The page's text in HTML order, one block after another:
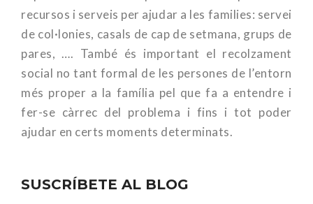
recursos i serveis per ajudar a les families: servei
de col·lonies, casals de cap de setmana, grups de
pares, …. També és important el recolzament
social no tant formal de les persones de l’entorn
més proper a la família pel que fa a entendre i
fer-se càrrec del problema i fins i tot poder
ajudar en certs moments determinats.
SUSCRÍBETE AL BLOG